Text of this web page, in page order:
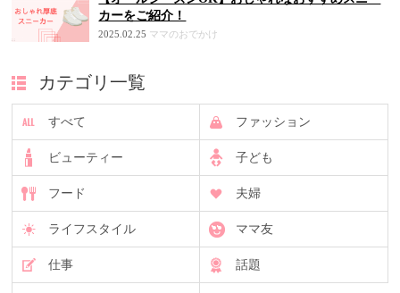
カーをご紹介！
2025.02.25 ママのおでかけ
カテゴリ一覧
すべて ファッション
ビューティー 子ども
フード 夫婦
ライフスタイル ママ友
仕事 話題